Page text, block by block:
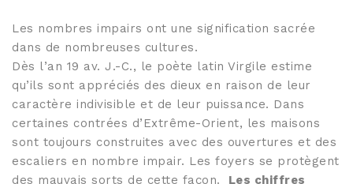
Les nombres impairs ont une signification sacrée
dans de nombreuses cultures.
Dès l’an 19 av. J.-C., le poète latin Virgile estime
qu’ils sont appréciés des dieux en raison de leur
caractère indivisible et de leur puissance. Dans
certaines contrées d’Extrême-Orient, les maisons
sont toujours construites avec des ouvertures et des
escaliers en nombre impair. Les foyers se protègent
des mauvais sorts de cette façon.
Les chiffres